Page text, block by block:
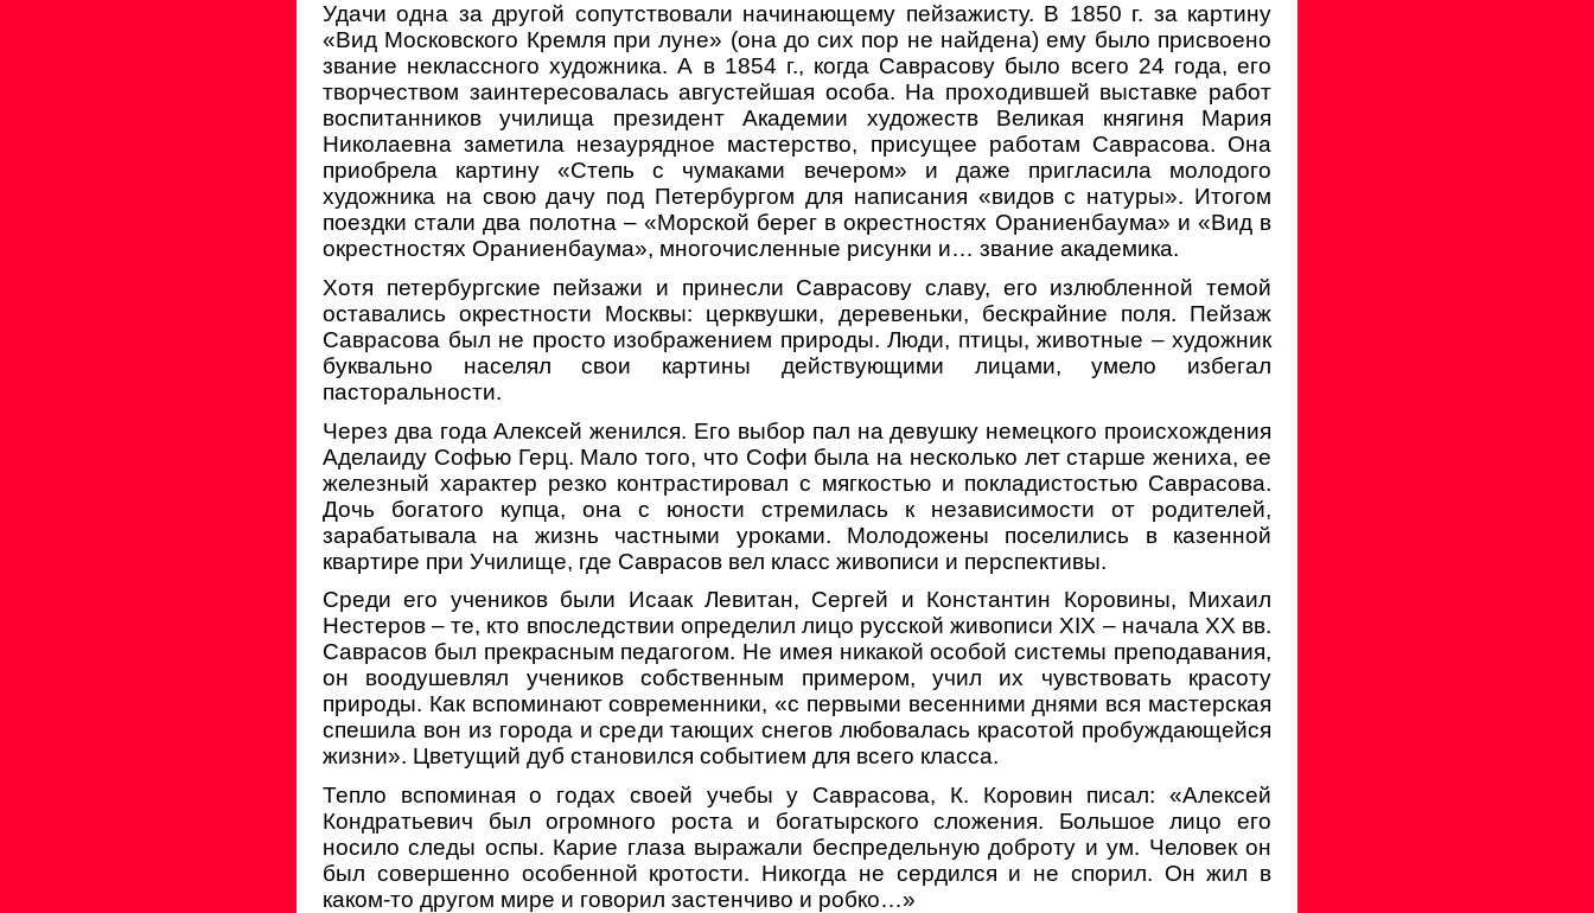
Удачи одна за другой сопутствовали начинающему пейзажисту. В 1850 г. за картину
«Вид Московского Кремля при луне» (она до сих пор не найдена) ему было присвоено
звание неклассного художника. А в 1854 г., когда Саврасову было всего 24 года, его
творчеством заинтересовалась августейшая особа. На проходившей выставке работ
воспитанников училища президент Академии художеств Великая княгиня Мария
Николаевна заметила незаурядное мастерство, присущее работам Саврасова. Она
приобрела картину «Степь с чумаками вечером» и даже пригласила молодого
художника на свою дачу под Петербургом для написания «видов с натуры». Итогом
поездки стали два полотна – «Морской берег в окрестностях Ораниенбаума» и «Вид в
окрестностях Ораниенбаума», многочисленные рисунки и… звание академика.
Хотя петербургские пейзажи и принесли Саврасову славу, его излюбленной темой
оставались окрестности Москвы: церквушки, деревеньки, бескрайние поля. Пейзаж
Саврасова был не просто изображением природы. Люди, птицы, животные – художник
буквально населял свои картины действующими лицами, умело избегал
пасторальности.
Через два года Алексей женился. Его выбор пал на девушку немецкого происхождения
Аделаиду Софью Герц. Мало того, что Софи была на несколько лет старше жениха, ее
железный характер резко контрастировал с мягкостью и покладистостью Саврасова.
Дочь богатого купца, она с юности стремилась к независимости от родителей,
зарабатывала на жизнь частными уроками. Молодожены поселились в казенной
квартире при Училище, где Саврасов вел класс живописи и перспективы.
Среди его учеников были Исаак Левитан, Сергей и Константин Коровины, Михаил
Нестеров – те, кто впоследствии определил лицо русской живописи XIX – начала XX вв.
Саврасов был прекрасным педагогом. Не имея никакой особой системы преподавания,
он воодушевлял учеников собственным примером, учил их чувствовать красоту
природы. Как вспоминают современники, «с первыми весенними днями вся мастерская
спешила вон из города и среди тающих снегов любовалась красотой пробуждающейся
жизни». Цветущий дуб становился событием для всего класса.
Тепло вспоминая о годах своей учебы у Саврасова, К. Коровин писал: «Алексей
Кондратьевич был огромного роста и богатырского сложения. Большое лицо его
носило следы оспы. Карие глаза выражали беспредельную доброту и ум. Человек он
был совершенно особенной кротости. Никогда не сердился и не спорил. Он жил в
каком-то другом мире и говорил застенчиво и робко…»